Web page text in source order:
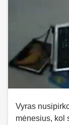
Vyras
mėnesius, kol